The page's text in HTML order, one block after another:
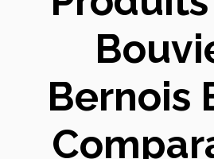
Bernois